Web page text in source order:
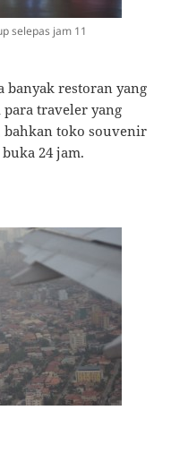
selepas jam 11
banyak restoran yang
traveler yang
bahkan toko souvenir
24 jam.